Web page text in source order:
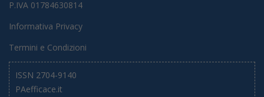
P.IVA 01784630814
Informativa Privacy
Termini e Condizioni
ISSN 2704-9140
PAefficace.it